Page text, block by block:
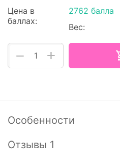
Цена в
баллах:
2762 балла
Вес:
+
−
Особенности
Отзывы 1